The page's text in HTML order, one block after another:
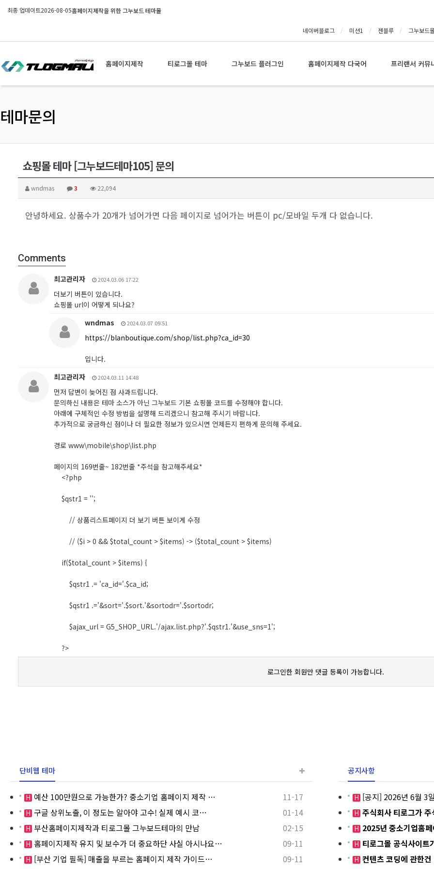
최종 업데이트2026-08-05홈페이지제작을 위한 그누보드 테마몰
네이버블로그 미션1 젠블루 그누보드
홈페이지제작 티로그몰 테마 그누보드 플러그인 홈페이지제작 다국어 프리랜서 커뮤
테마문의
쇼핑몰 테마 [그누보드테마105] 문의
wndmas 3 22,094
안녕하세요. 상품수가 20개가 넘어가면 다음 페이지로 넘어가는 버튼이 pc/모바일 두개 다 없습니다.
Comments
최고관리자 2024.03.06 17:22
더보기 버튼이 있습니다.
쇼핑몰 url이 어떻게 되나요?
wndmas
2024.03.07 09:51
https://blanboutique.com/shop/list.php?ca_id=30
입니다.
최고관리자
2024.03.11 14:48
먼저 답변이 늦어진 점 사과드립니다.
문의하신 내용은 테마 소스가 아닌 그누보드 기본 쇼핑몰 코드를 수정해야 합니다.
아래에 구체적인 수정 방법을 설명해 드리겠으니 참고해 주시기 바랍니다.
추가적으로 궁금하신 점이나 더 필요한 정보가 있으시면 언제든지 편하게 문의해 주세요.
경로 www\mobile\shop\list.php
페이지의 169번줄~ 182번줄 *주석을 참고해주세요*
<?php
$qstr1 = '';
// 상품리스트페이지 더 보기 버튼 보이게 수정
// ($i > 0 && $total_count > $items) -> ($total_count > $items)
if($total_count > $items) {
$qstr1 .= 'ca_id='.$ca_id;
$qstr1 .='&sort='.$sort.'&sortodr='.$sortodr;
$ajax_url = G5_SHOP_URL.'/ajax.list.php?'.$qstr1.'&use_sns=1';
?>
로그인한 회원만 댓글 등록이 가능합니다.
단비웹 테마
H 예산 100만원으로 가능한가? 중소기업 홈페이지 제작 … 11-17
H 구글 상위노출, 이 정도는 알아야 고수! 실제 예시 코… 01-14
H 부산홈페이지제작과 티로그몰 그누보드테마의 만남 02-15
H 홈페이지제작 유지 및 보수가 더 중요하단 사실 아시나요… 09-11
H [부산 기업 필독] 매출을 부르는 홈페이지 제작 가이드… 09-11
공지사항
H [공지] 2026년 6월 3
H 주식회사 티로그가
H 2025년 중소기업홈
H 티로그몰 공식사이트
H 컨텐츠 코딩에 관한